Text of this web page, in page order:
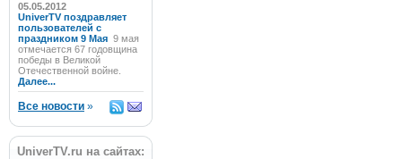
05.05.2012
UniverTV поздравляет
пользователей с
праздником 9 Мая 9 мая
отмечается 67 годовщина
победы в Великой
Отечественной войне.
Далее...
Все новости »
UniverTV.ru на сайтах: